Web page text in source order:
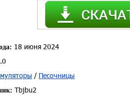
18 июня 2024
/ Песочницы
Tbjbu2